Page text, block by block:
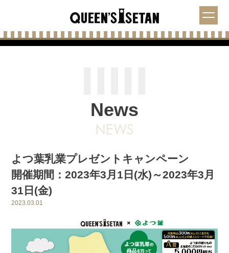
News
よつ葉乳業プレゼントキャンペーン
開催期間：2023年3月1日(水)～2023年3月
31日(金)
2023.03.01